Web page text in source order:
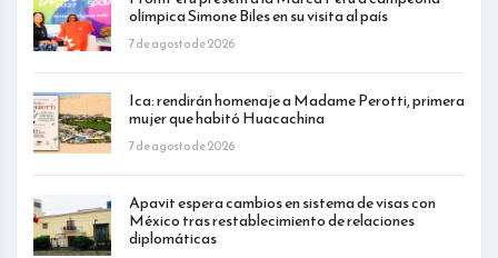
olímpica Simone Biles en su visita al país
7 de agosto de 2026
Ica: rendirán homenaje a Madame Perotti, primera
mujer que habitó Huacachina
7 de agosto de 2026
Apavit espera cambios en sistema de visas con
México tras restablecimiento de relaciones
diplomáticas